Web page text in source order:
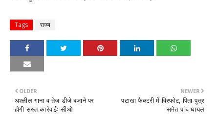
Tags राज्य
NEWER
पटाखा फैक्टरी में विस्फोट, पिता-पुत्र
समेत पांच घायल
OLDER
अश्लील गाना व तेज डीजे बजाने पर
होगी सख्त कार्रवाईः सीओ